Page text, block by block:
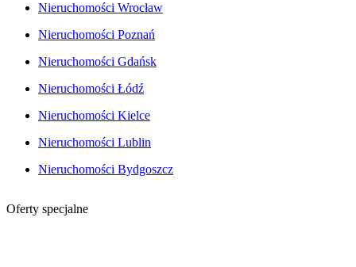
Nieruchomości Wrocław
Nieruchomości Poznań
Nieruchomości Gdańsk
Nieruchomości Łódź
Nieruchomości Kielce
Nieruchomości Lublin
Nieruchomości Bydgoszcz
Oferty specjalne